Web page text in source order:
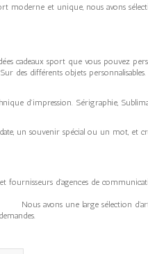
moderne et unique, nous avons
cadeaux sport que vous pouvez
des différents objets
d’impression. Sérigraphie,
un souvenir spécial ou un mot, et
fournisseurs d’agences de
Ensuite, notre site
d’articles